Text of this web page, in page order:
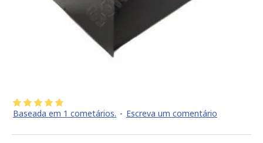
Baseada em 1 cometários. - Escreva um comentário